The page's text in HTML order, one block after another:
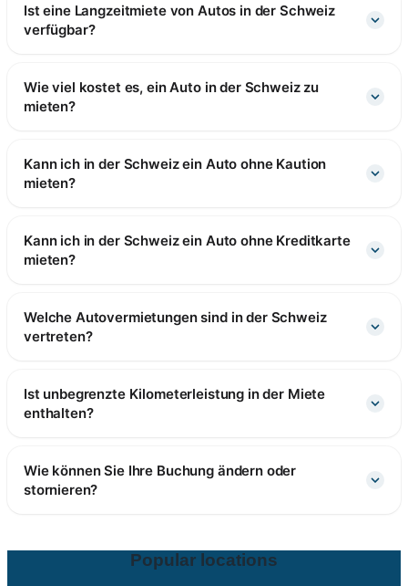
Ist eine Langzeitmiete von Autos in der Schweiz
verfügbar?
Wie viel kostet es, ein Auto in der Schweiz zu
mieten?
Kann ich in der Schweiz ein Auto ohne Kaution
mieten?
Kann ich in der Schweiz ein Auto ohne Kreditkarte
mieten?
Welche Autovermietungen sind in der Schweiz
vertreten?
Ist unbegrenzte Kilometerleistung in der Miete
enthalten?
Wie können Sie Ihre Buchung ändern oder
stornieren?
Popular locations